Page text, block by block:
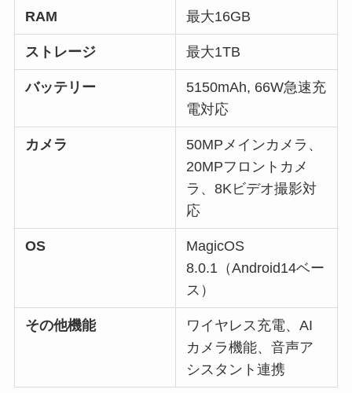
RAM 最大16GB
ストレージ 最大1TB
バッテリー
5150mAh, 66W急速充
電対応
カメラ
50MPメインカメラ、
20MPフロントカメ
ラ、8Kビデオ撮影対
応
OS
MagicOS
8.0.1（Android14ベー
ス）
その他機能
ワイヤレス充電、AI
カメラ機能、音声ア
シスタント連携